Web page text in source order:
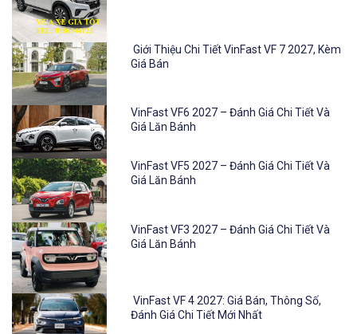
Giới Thiệu Chi Tiết VinFast VF 7 2027, Kèm
Giá Bán
VinFast VF6 2027 – Đánh Giá Chi Tiết Và
Giá Lăn Bánh
VinFast VF5 2027 – Đánh Giá Chi Tiết Và
Giá Lăn Bánh
VinFast VF3 2027 – Đánh Giá Chi Tiết Và
Giá Lăn Bánh
VinFast VF 4 2027: Giá Bán, Thông Số,
Đánh Giá Chi Tiết Mới Nhất